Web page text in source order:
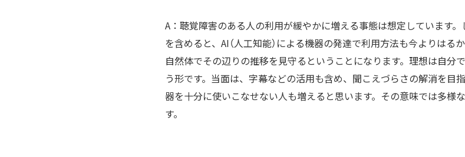
A：聴覚障害のある人の利用が緩やかに増える事態は想定しています
を含めると、AI（人工知能）による機器の発達で利用方法も今よりは
自然体でその辺りの推移を見守るということになります。理想は自分
う形です。当面は、字幕などの活用も含め、聞こえづらさの解消を目
器を十分に使いこなせない人も増えると思います。その意味では多様
す。